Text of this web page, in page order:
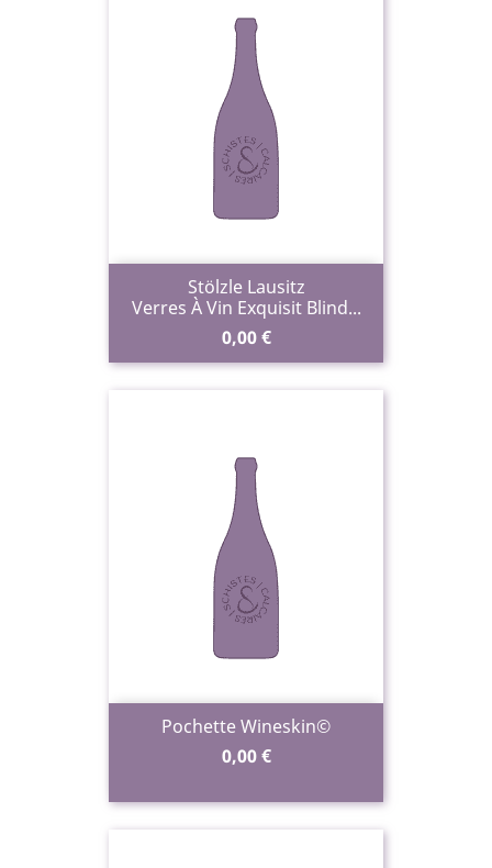
Stölzle Lausitz
Verres À Vin Exquisit Blind...
Prix
0,00 €
Pochette Wineskin©
Prix
0,00 €